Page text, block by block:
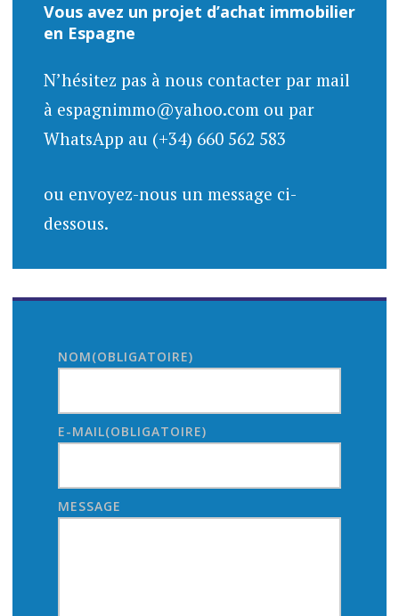
Vous avez un projet d’achat immobilier
en Espagne
N’hésitez pas à nous contacter par mail
à espagnimmo@yahoo.com ou par
WhatsApp au (+34) 660 562 583
ou envoyez-nous un message ci-
dessous.
NOM(OBLIGATOIRE)
E-MAIL(OBLIGATOIRE)
MESSAGE